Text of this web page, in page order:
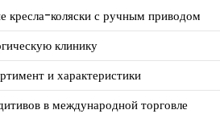
кресла-коляски с ручным приводом
клинику
и характеристики
в международной торговле